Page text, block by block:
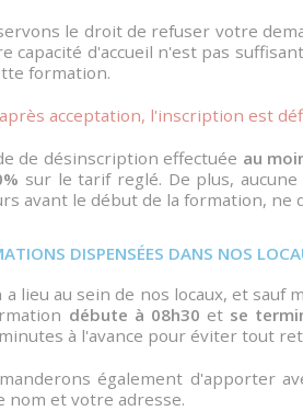
le droit de refuser votre
capacité d'accueil n'est pas
formation.
après acceptation, l'inscription est
de désinscription effectuée au
sur le tarif reglé. De plus,
avant le début de la formation,
DISPENSÉES DANS NOS
a lieu au sein de nos locaux, et
débute à 08h30 et se
à l'avance pour éviter tout
également d'apporter
nom et votre adresse.